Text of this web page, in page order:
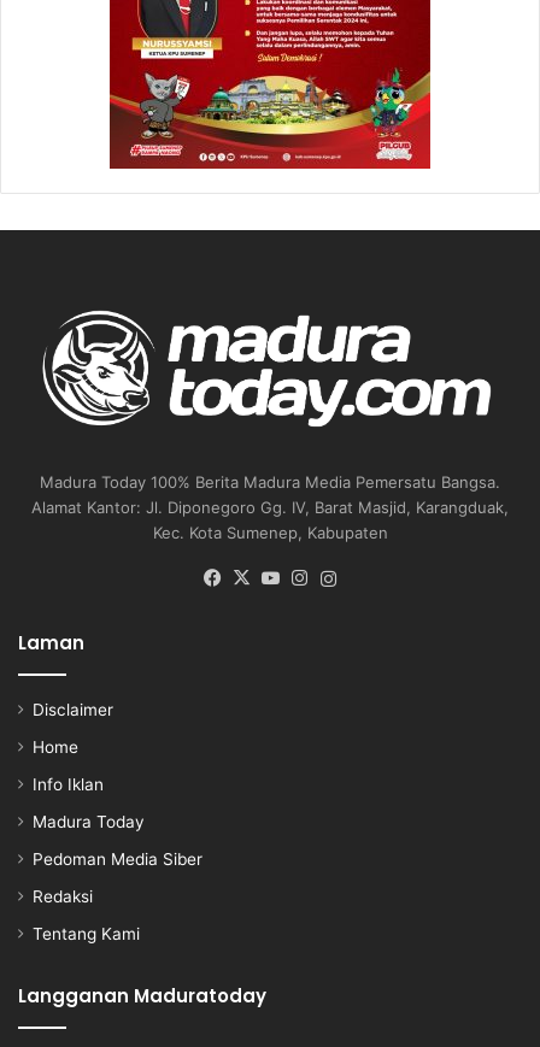
Madura Today 100% Berita Madura Media Pemersatu Bangsa.
Alamat Kantor: Jl. Diponegoro Gg. IV, Barat Masjid, Karangduak,
Kec. Kota Sumenep, Kabupaten
Facebook
X YouTubeInstagram
Laman
Disclaimer
Home
Info Iklan
Madura Today
Pedoman Media Siber
Redaksi
Tentang Kami
Langganan Maduratoday